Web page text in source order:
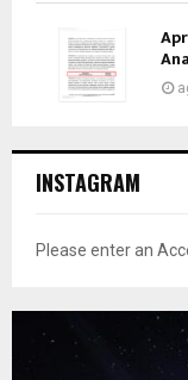
INSTAGRAM
Please enter an